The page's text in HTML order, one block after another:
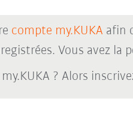
compte my.KUKA afin
Vous avez
? Alors